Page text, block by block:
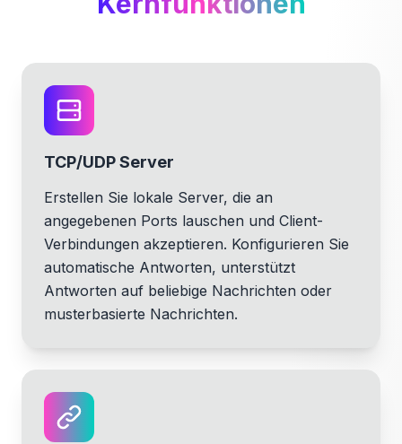
TCP/UDP Server
Erstellen Sie lokale Server, die an
angegebenen Ports lauschen und Client-
Verbindungen akzeptieren. Konfigurieren Sie
automatische Antworten, unterstützt
Antworten auf beliebige Nachrichten oder
musterbasierte Nachrichten.